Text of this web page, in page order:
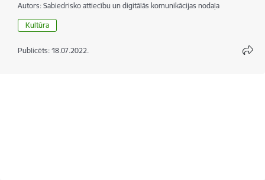
Autors: Sabiedrisko attiecību un digitālās komunikācijas nodaļa
Kultūra
Publicēts: 18.07.2022.